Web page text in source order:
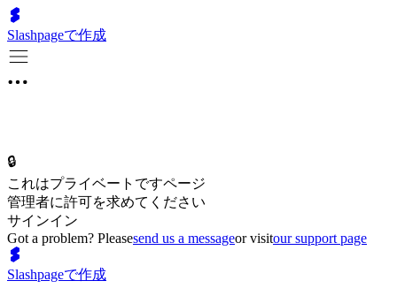
Slashpageで作成
🔒
これはプライベートですページ
管理者に許可を求めてください
サインイン
Got a problem? Pleasesend us a messageor visitour support page
Slashpageで作成